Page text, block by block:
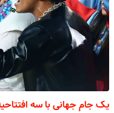
یک جام جهانی با سه